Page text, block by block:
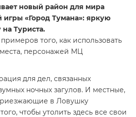
новый район для мира
игры «Город Тумана»: яркую
Туриста.
того, как использовать
персонажей МЦ
для дел, связанных
ночных загулов. И местные,
в Ловушку
чтобы утолить здесь все свои